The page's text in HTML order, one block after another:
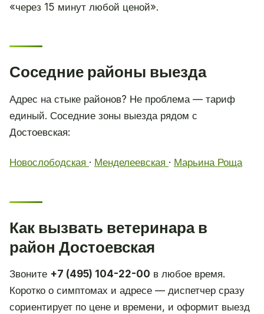
«через 15 минут любой ценой».
Соседние районы выезда
Адрес на стыке районов? Не проблема — тариф
единый. Соседние зоны выезда рядом с
Достоевская:
Новослободская · Менделеевская · Марьина Роща
Как вызвать ветеринара в
район Достоевская
Звоните +7 (495) 104-22-00 в любое время.
Коротко о симптомах и адресе — диспетчер сразу
сориентирует по цене и времени, и оформит выезд